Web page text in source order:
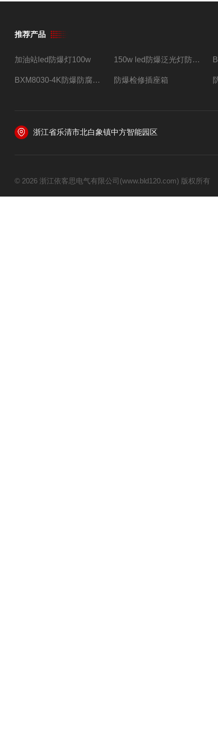
推荐产品
加油站led防爆灯100w 150w led防爆泛光灯防水防尘防爆三防灯
BXM8030-4K防爆防腐照明配电箱四路带总开关 防爆检修插座箱
浙江省乐清市北白象镇中方智能园区
© 2026 浙江依客思电气有限公司(www.bld120.com) 版权所有